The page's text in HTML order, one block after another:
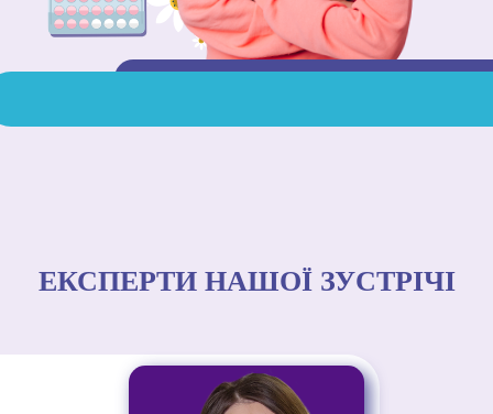
ЕКСПЕРТИ НАШОЇ ЗУСТРІЧІ